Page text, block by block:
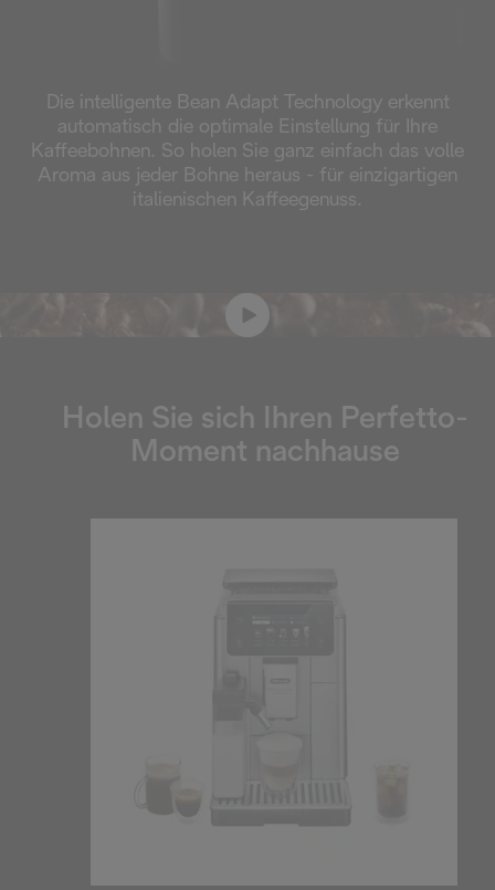
Die intelligente Bean Adapt Technology erkennt
automatisch die optimale Einstellung für Ihre
Kaffeebohnen. So holen Sie ganz einfach das volle
Aroma aus jeder Bohne heraus - für einzigartigen
italienischen Kaffeegenuss.
Holen Sie sich Ihren Perfetto-
Moment nachhause